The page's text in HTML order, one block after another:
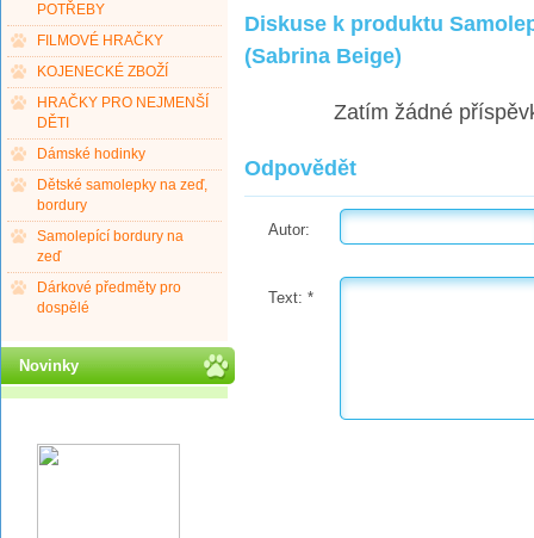
POTŘEBY
FILMOVÉ HRAČKY
KOJENECKÉ ZBOŽÍ
HRAČKY PRO NEJMENŠÍ
DĚTI
Dámské hodinky
Dětské samolepky na zeď,
bordury
Samolepící bordury na
zeď
Dárkové předměty pro
dospělé
Novinky
Diskuse k produktu
(Sabrina Beige)
Zatím žádné
Odpovědět
Autor:
Text: *